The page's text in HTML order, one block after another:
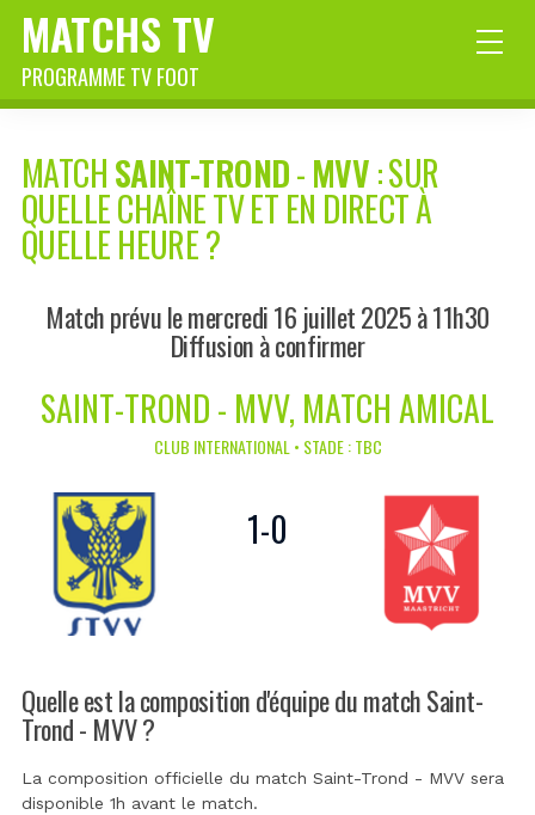
MATCHS TV
PROGRAMME TV FOOT
MATCHSAINT-TROND-MVV: SUR
QUELLE CHAÎNE TV ET EN DIRECT À
QUELLE HEURE ?
Match prévu le mercredi 16 juillet 2025 à 11h30
Diffusion à confirmer
SAINT-TROND - MVV, MATCH AMICAL
CLUB INTERNATIONAL • STADE : TBC
1-0
Quelle est la composition d'équipe du match Saint-
Trond - MVV ?
La composition officielle du match Saint-Trond - MVV sera
disponible 1h avant le match.